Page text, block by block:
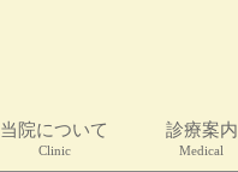
当院について
Clinic
診療案内
Medical